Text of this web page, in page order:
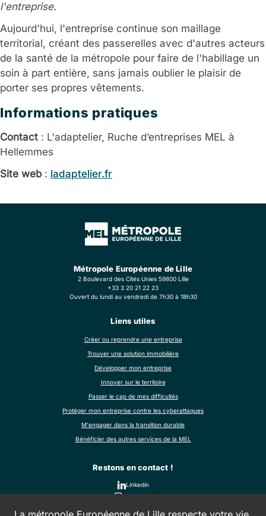
l'entreprise.
Aujourd'hui, l'entreprise continue son maillage
territorial, créant des passerelles avec d'autres acteurs
de la santé de la métropole pour faire de l'habillage un
soin à part entière, sans jamais oublier le plaisir de
porter ses propres vêtements.
Informations pratiques
Contact : L'adaptelier, Ruche d’entreprises MEL à
Hellemmes
Site web: ladaptelier.fr
Métropole Européenne de Lille
2 Boulevard des Cités Unies 59800 Lille
+33 3 20 21 22 23
Ouvert du lundi au vendredi de 7h30 à 18h30
Liens utiles
Créer ou reprendre une entreprise
Trouver une solution immobilière
Développer mon entreprise
Innover sur le territoire
Passer le cap de mes difficultés
Protéger mon entreprise contre les cyberattaques
M'engager dans la transition durable
Bénéficier des autres services de la MEL
Restons en contact !
Linkedin